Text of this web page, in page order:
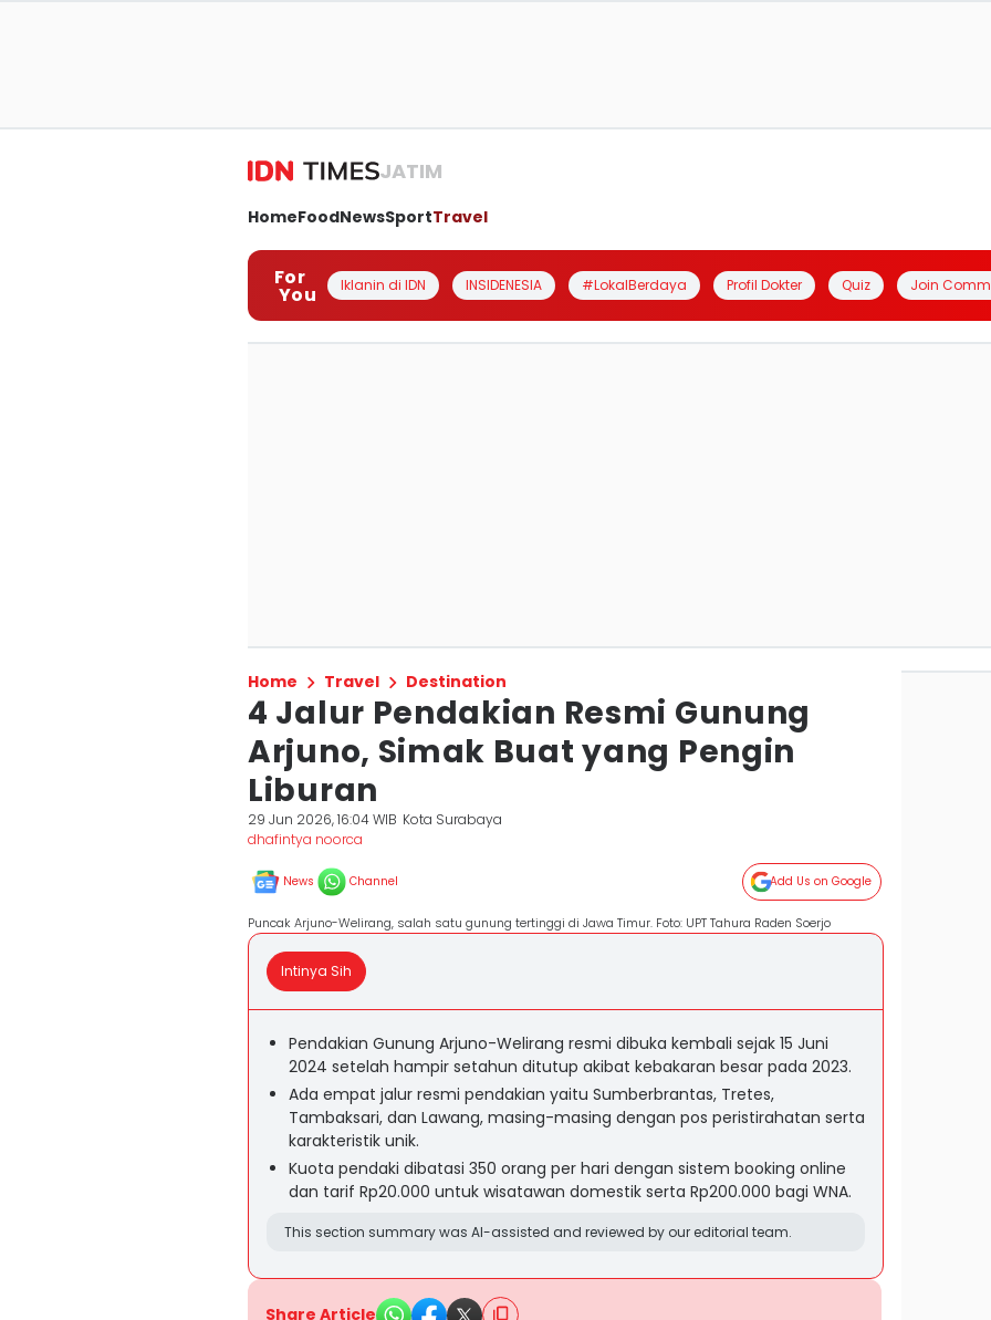
JATIM
HomeFoodNewsSportTravel
For
You Iklanin di IDN INSIDENESIA #LokalBerdaya Profil Dokter Quiz Join
Home Travel Destination
4 Jalur Pendakian Resmi Gunung
Arjuno, Simak Buat yang Pengin
Liburan
29 Jun 2026, 16:04 WIB Kota Surabaya
dhafintya noorca
News Channel Add Us on Google
Puncak Arjuno-Welirang, salah satu gunung tertinggi di Jawa Timur. Foto: UPT Tahura Raden Soerjo
Intinya Sih
Pendakian Gunung Arjuno-Welirang resmi dibuka kembali sejak 15 Juni
2024 setelah hampir setahun ditutup akibat kebakaran besar pada 2023.
Ada empat jalur resmi pendakian yaitu Sumberbrantas, Tretes,
Tambaksari, dan Lawang, masing-masing dengan pos peristirahatan serta
karakteristik unik.
Kuota pendaki dibatasi 350 orang per hari dengan sistem booking online
dan tarif Rp20.000 untuk wisatawan domestik serta Rp200.000 bagi WNA.
This section summary was AI-assisted and reviewed by our editorial team.
Share Article